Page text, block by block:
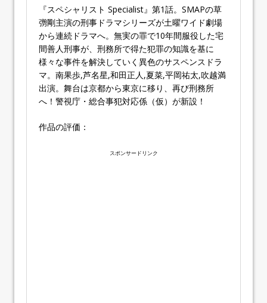
『スペシャリスト Specialist』第1話。SMAPの草
彅剛主演の刑事ドラマシリーズが土曜ワイド劇場
から連続ドラマへ。無実の罪で10年間服役した宅
間善人刑事が、刑務所で得た犯罪の知識を基に
様々な事件を解決していく異色のサスペンスドラ
マ。南果歩,芦名星,和田正人,夏菜,平岡祐太,吹越満
出演。舞台は京都から東京に移り、再び刑務所
へ！警視庁・総合事犯対応係（仮）が新設！
作品の評価：
スポンサードリンク